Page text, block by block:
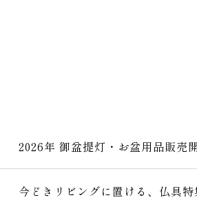
2026年 御盆提灯・お盆用品販売
今どきリビングに置ける、仏具特